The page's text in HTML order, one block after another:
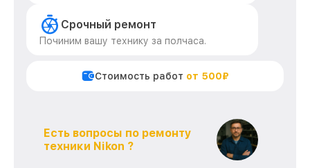
Срочный ремонт
Починим вашу технику за полчаса.
Стоимость работ от 500₽
Есть вопросы по ремонту
техники Nikon ?